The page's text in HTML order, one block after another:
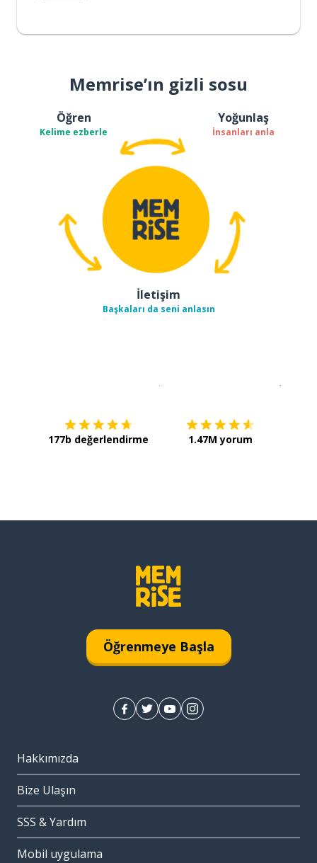
Memrise’ın gizli sosu
Öğren
Kelime ezberle
Yoğunlaş
İnsanları anla
İletişim
Başkaları da seni anlasın
177b değerlendirme 1.47M yorum
Öğrenmeye Başla
Hakkımızda
Bize Ulaşın
SSS & Yardım
Mobil uygulama